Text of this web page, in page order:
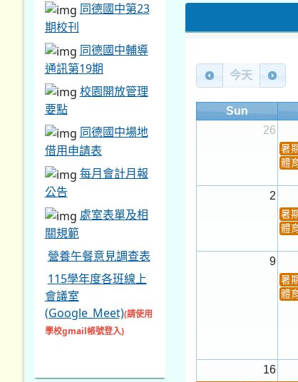
今天
Sun
26
暑
體
2
暑
體
9
暑
體
16
同德國中第23
期校刊
同德國中輔導
通訊第19期
校園開放管理
要點
同德國中場地
借用申請表
每月會計月報
公告
處室表單及相
關規範
營養午餐意見調查表
115學年度各班線上
會議室
(Google_Meet)(請使用
學校gmail帳號登入)